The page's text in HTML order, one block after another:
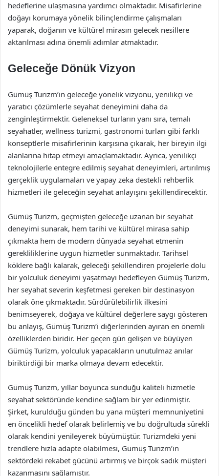
hedeflerine ulaşmasına yardımcı olmaktadır. Misafirlerine
doğayı korumaya yönelik bilinçlendirme çalışmaları
yaparak, doğanın ve kültürel mirasın gelecek nesillere
aktarılması adına önemli adımlar atmaktadır.
Geleceğe Dönük Vizyon
Gümüş Turizm’in geleceğe yönelik vizyonu, yenilikçi ve
yaratıcı çözümlerle seyahat deneyimini daha da
zenginleştirmektir. Geleneksel turların yanı sıra, temalı
seyahatler, wellness turizmi, gastronomi turları gibi farklı
konseptlerle misafirlerinin karşısına çıkarak, her bireyin ilgi
alanlarına hitap etmeyi amaçlamaktadır. Ayrıca, yenilikçi
teknolojilerle entegre edilmiş seyahat deneyimleri, artırılmış
gerçeklik uygulamaları ve yapay zeka destekli rehberlik
hizmetleri ile geleceğin seyahat anlayışını şekillendirecektir.
Gümüş Turizm, geçmişten geleceğe uzanan bir seyahat
deneyimi sunarak, hem tarihi ve kültürel mirasa sahip
çıkmakta hem de modern dünyada seyahat etmenin
gerekliliklerine uygun hizmetler sunmaktadır. Tarihsel
köklere bağlı kalarak, geleceği şekillendiren projelerle dolu
bir yolculuk deneyimi yaşatmayı hedefleyen Gümüş Turizm,
her seyahat severin keşfetmesi gereken bir destinasyon
olarak öne çıkmaktadır. Sürdürülebilirlik ilkesini
benimseyerek, doğaya ve kültürel değerlere saygı gösteren
bu anlayış, Gümüş Turizm’i diğerlerinden ayıran en önemli
özelliklerden biridir. Her geçen gün gelişen ve büyüyen
Gümüş Turizm, yolculuk yapacakların unutulmaz anılar
biriktirdiği bir marka olmaya devam edecektir.
Gümüş Turizm, yıllar boyunca sunduğu kaliteli hizmetle
seyahat sektöründe kendine sağlam bir yer edinmiştir.
Şirket, kurulduğu günden bu yana müşteri memnuniyetini
en öncelikli hedef olarak belirlemiş ve bu doğrultuda sürekli
olarak kendini yenileyerek büyümüştür. Turizmdeki yeni
trendlere hızla adapte olabilmesi, Gümüş Turizm’in
sektördeki rekabet gücünü artırmış ve birçok sadık müşteri
kazanmasını sağlamıştır.